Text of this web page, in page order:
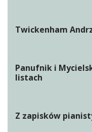
Twickenham
Panufnik i
listach
Z zapisków